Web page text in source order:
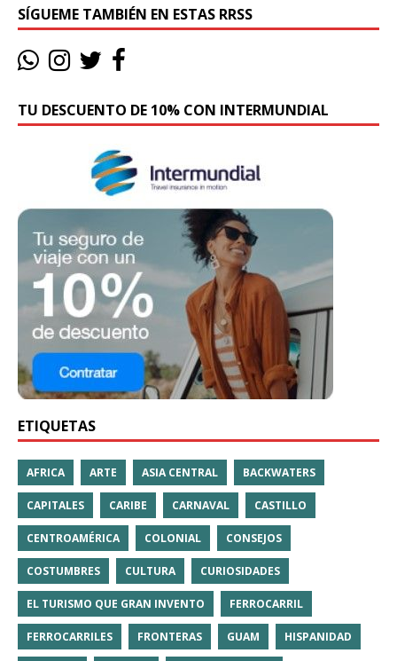
SÍGUEME TAMBIÉN EN ESTAS RRSS
TU DESCUENTO DE 10% CON INTERMUNDIAL
ETIQUETAS
AFRICA ARTE ASIA CENTRAL BACKWATERS
CAPITALES CARIBE CARNAVAL CASTILLO
CENTROAMÉRICA COLONIAL CONSEJOS
COSTUMBRES CULTURA CURIOSIDADES
EL TURISMO QUE GRAN INVENTO FERROCARRIL
FERROCARRILES FRONTERAS GUAM HISPANIDAD